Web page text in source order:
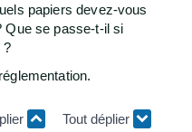
papiers devez-vous
Que se passe-t-il si
?
Tout déplier